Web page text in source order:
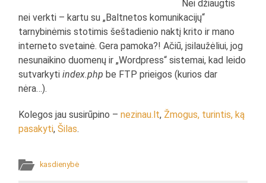
Nei džiaugtis
nei verkti – kartu su „Baltnetos komunikacijų“
tarnybinėmis stotimis šeštadienio naktį krito ir mano
interneto svetainė. Gera pamoka?! Ačiū, įsilaužėliui, jog
nesunaikino duomenų ir „Wordpress“ sistemai, kad leido
sutvarkytiindex.php be FTP prieigos (kurios dar
nėra…).
Kolegos jau susirūpino –nezinau.lt, Žmogus, turintis, ką
pasakyti,Šilas.
kasdienybė